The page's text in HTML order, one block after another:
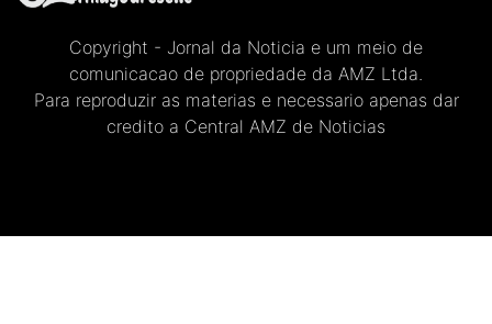
Copyright - Jornal da Noticia e um meio de
comunicacao de propriedade da AMZ Ltda.
Para reproduzir as materias e necessario apenas dar
credito a Central AMZ de Noticias